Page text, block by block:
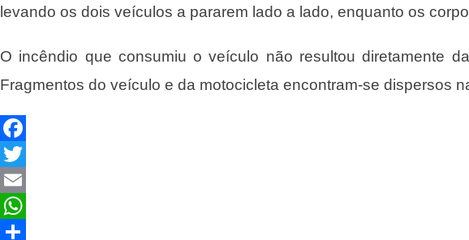
levando os dois veículos a pararem lado a lado, enquanto os
O incêndio que consumiu o veículo não resultou diretamente
Fragmentos do veículo e da motocicleta encontram-se dispersos
Facebook
Twitter
Email
WhatsApp